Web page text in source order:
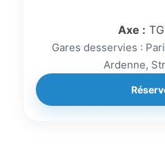
Axe :
Gares desservies :
Ardenne,